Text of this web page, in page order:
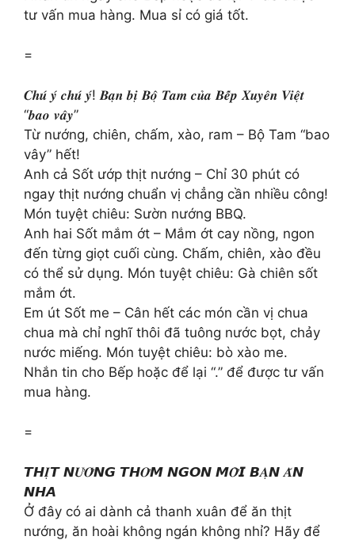
tư vấn mua hàng. Mua sỉ có giá tốt.
=
𝑪𝒉𝒖́ 𝒚́ 𝒄𝒉𝒖́ 𝒚́! 𝑩𝒂̣𝒏 𝒃𝒊̣ 𝑩𝒐̣̂ 𝑻𝒂𝒎 𝒄𝒖̉𝒂 𝑩𝒆̂́𝒑 𝑿𝒖𝒚𝒆̂𝒏 𝑽𝒊𝒆̣̂𝒕
“𝒃𝒂𝒐 𝒗𝒂̂𝒚”
Từ nướng, chiên, chấm, xào, ram – Bộ Tam “bao
vây” hết!
Anh cả Sốt ướp thịt nướng – Chỉ 30 phút có
ngay thịt nướng chuẩn vị chẳng cần nhiều công!
Món tuyệt chiêu: Sườn nướng BBQ.
Anh hai Sốt mắm ớt – Mắm ớt cay nồng, ngon
đến từng giọt cuối cùng. Chấm, chiên, xào đều
có thể sử dụng. Món tuyệt chiêu: Gà chiên sốt
mắm ớt.
Em út Sốt me – Cân hết các món cần vị chua
chua mà chỉ nghĩ thôi đã tuông nước bọt, chảy
nước miếng. Món tuyệt chiêu: bò xào me.
Nhắn tin cho Bếp hoặc để lại “.” để được tư vấn
mua hàng.
=
𝙏𝙃𝑰̣𝙏 𝙉𝑼̛𝑶̛́𝙉𝙂 𝙏𝙃𝑶̛𝙈 𝙉𝙂𝙊𝙉 𝙈𝑶̛̀𝙄 𝘽𝑨̣𝙉 𝑨̆𝙉
𝙉𝙃𝘼
Ở đây có ai dành cả thanh xuân để ăn thịt
nướng, ăn hoài không ngán không nhỉ? Hãy để